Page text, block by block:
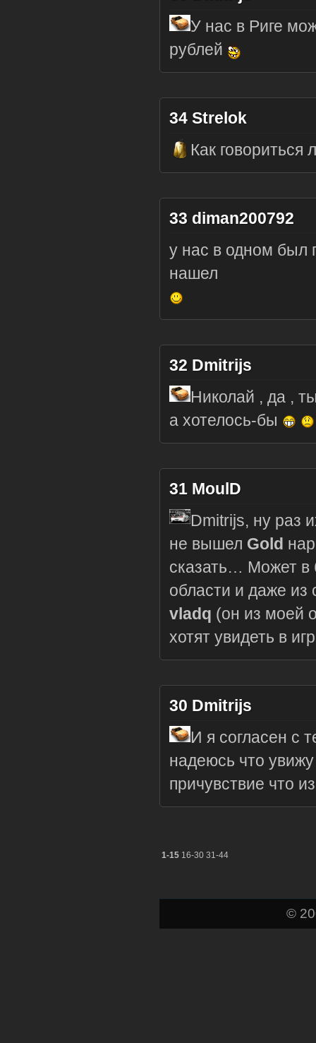
У нас в Риге
рублей
34 Strelok
Как говориться
33 diman200792
у нас в одном был
нашел
32 Dmitrijs
Николай , да ,
а хотелось-бы
31 MoulD
Dmitrijs, ну раз
не вышел Gold
сказать… Может в
области и даже из
vladq (он из моей
хотят увидеть в
30 Dmitrijs
И я согласен с
надеюсь что
причувствие что
1-15 16-30 31-44
©